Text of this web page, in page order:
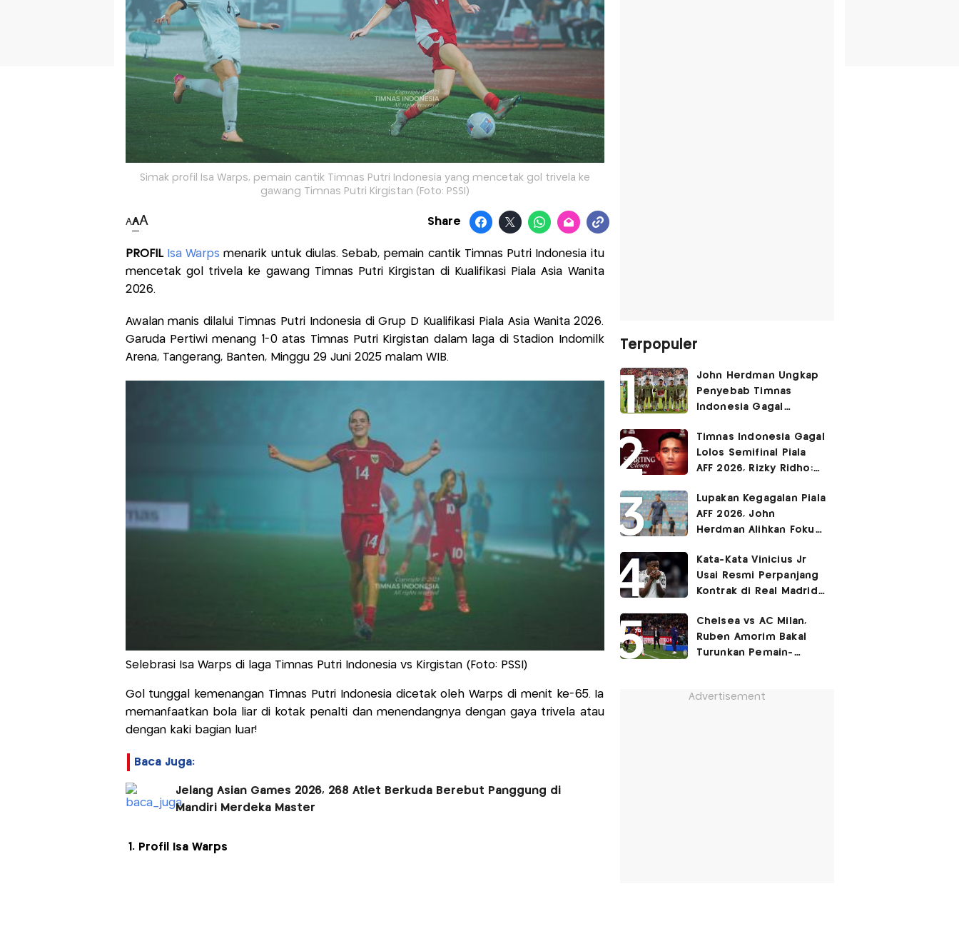
Simak profil Isa Warps, pemain cantik Timnas Putri Indonesia yang mencetak gol trivela ke
gawang Timnas Putri Kirgistan (Foto: PSSI)
AAA Share
PROFIL Isa Warps menarik untuk diulas. Sebab, pemain cantik Timnas Putri Indonesia itu
mencetak gol trivela ke gawang Timnas Putri Kirgistan di Kualifikasi Piala Asia Wanita
2026.
Awalan manis dilalui Timnas Putri Indonesia di Grup D Kualifikasi Piala Asia Wanita 2026.
Garuda Pertiwi menang 1-0 atas Timnas Putri Kirgistan dalam laga di Stadion Indomilk
Arena, Tangerang, Banten, Minggu 29 Juni 2025 malam WIB.
Selebrasi Isa Warps di laga Timnas Putri Indonesia vs Kirgistan (Foto: PSSI)
Gol tunggal kemenangan Timnas Putri Indonesia dicetak oleh Warps di menit ke-65. Ia
memanfaatkan bola liar di kotak penalti dan menendangnya dengan gaya trivela atau
dengan kaki bagian luar!
Baca Juga:
Jelang Asian Games 2026, 268 Atlet Berkuda Berebut Panggung di
Mandiri Merdeka Master
1. Profil Isa Warps
Terpopuler
John Herdman Ungkap
Penyebab Timnas
Indonesia Gagal
Piala AFF 2026
Timnas Indonesia Gagal
Lolos Semifinal Piala
AFF 2026, Rizky Ridho:
Lupakan Kegagalan Piala
AFF 2026, John
Herdman Alihkan Fokus
FIFA ASEAN Cup
Kata-Kata Vinicius Jr
Usai Resmi Perpanjang
Kontrak di Real Madrid
Chelsea vs AC Milan,
Ruben Amorim Bakal
Turunkan Pemain-
Advertisement